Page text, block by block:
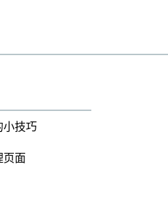
小技巧
页面